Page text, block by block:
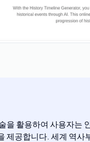
활용하여 사용자는
공합니다. 세계 역사